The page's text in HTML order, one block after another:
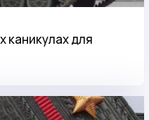
каникулах для